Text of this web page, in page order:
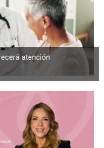
atención